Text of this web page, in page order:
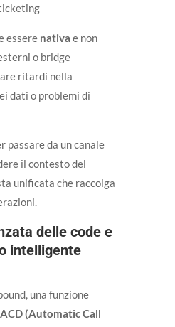
essere nativa e non
o bridge
ritardi nella
dati o problemi di
passare da un canale
il contesto del
unificata che raccolga
delle code e
intelligente
una funzione
ACD (Automatic Call